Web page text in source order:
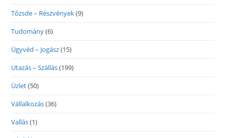
Tőzsde – Részvények(9)
Tudomány(6)
Ügyvéd – Jogász(15)
Utazás – Szállás(199)
Üzlet(50)
Vállalkozás(36)
Vallás(1)